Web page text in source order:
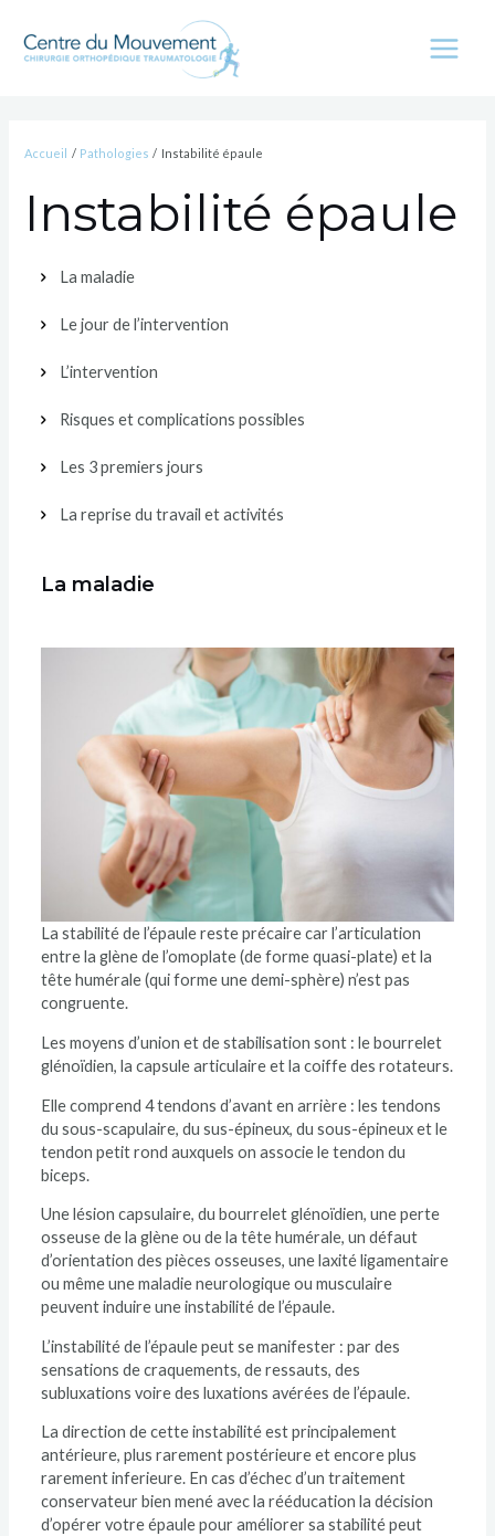
contenu
Main
Accueil Pathologies Instabilité épaule
Instabilité épaule
La maladie
Le jour de l’intervention
L’intervention
Risques et complications possibles
Les 3 premiers jours
La reprise du travail et activités
La maladie
La stabilité de l’épaule reste précaire car l’articulation
entre la glène de l’omoplate (de forme quasi-plate) et la
tête humérale (qui forme une demi-sphère) n’est pas
congruente.
Les moyens d’union et de stabilisation sont : le bourrelet
glénoïdien, la capsule articulaire et la coiffe des rotateurs.
Elle comprend 4 tendons d’avant en arrière : les tendons
du sous-scapulaire, du sus-épineux, du sous-épineux et le
tendon petit rond auxquels on associe le tendon du
biceps.
Une lésion capsulaire, du bourrelet glénoïdien, une perte
osseuse de la glène ou de la tête humérale, un défaut
d’orientation des pièces osseuses, une laxité ligamentaire
ou même une maladie neurologique ou musculaire
peuvent induire une instabilité de l’épaule.
L’instabilité de l’épaule peut se manifester : par des
sensations de craquements, de ressauts, des
subluxations voire des luxations avérées de l’épaule.
La direction de cette instabilité est principalement
antérieure, plus rarement postérieure et encore plus
rarement inferieure. En cas d’échec d’un traitement
conservateur bien mené avec la rééducation la décision
d’opérer votre épaule pour améliorer sa stabilité peut